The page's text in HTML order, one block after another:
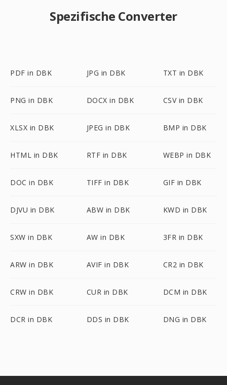
Spezifische Converter
PDF in DBK JPG in DBK TXT in DBK
PNG in DBK DOCX in DBK CSV in DBK
XLSX in DBK JPEG in DBK BMP in DBK
HTML in DBK RTF in DBK WEBP in DBK
DOC in DBK TIFF in DBK GIF in DBK
DJVU in DBK ABW in DBK KWD in DBK
SXW in DBK AW in DBK 3FR in DBK
ARW in DBK AVIF in DBK CR2 in DBK
CRW in DBK CUR in DBK DCM in DBK
DCR in DBK DDS in DBK DNG in DBK